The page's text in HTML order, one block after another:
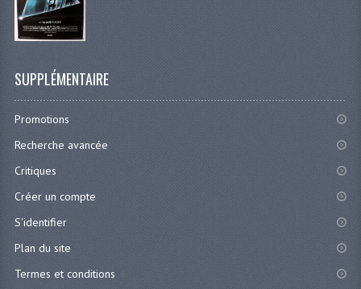
SUPPLÉMENTAIRE
Promotions
Recherche avancée
Critiques
Créer un compte
S'identifier
Plan du site
Termes et conditions